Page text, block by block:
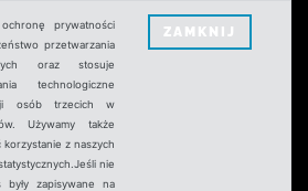
prywatności
przetwarzania
oraz stosuje
technologiczne
osób trzecich w
Używamy także
korzystanie z naszych
nie
zapisywane na
ZAMKNIJ